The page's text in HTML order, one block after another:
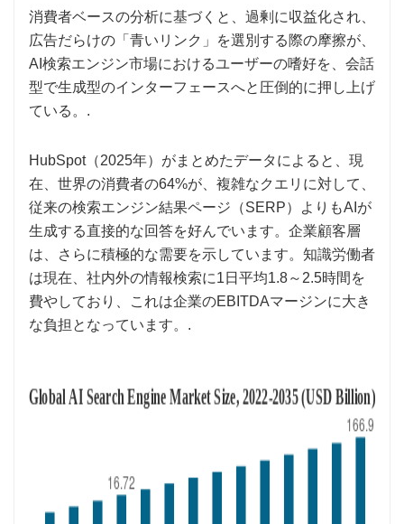
消費者ベースの分析に基づくと、過剰に収益化され、
広告だらけの「青いリンク」を選別する際の摩擦が、
AI検索エンジン市場におけるユーザーの嗜好を、会話
型で生成型のインターフェースへと圧倒的に押し上げ
ている。.
HubSpot（2025年）がまとめたデータによると、現
在、世界の消費者の64%が、複雑なクエリに対して、
従来の検索エンジン結果ページ（SERP）よりもAIが
生成する直接的な回答を好んでいます。企業顧客層
は、さらに積極的な需要を示しています。知識労働者
は現在、社内外の情報検索に1日平均1.8～2.5時間を
費やしており、これは企業のEBITDAマージンに大き
な負担となっています。.